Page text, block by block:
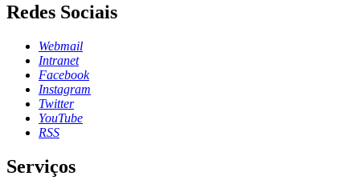
Redes Sociais
Webmail
Intranet
Facebook
Instagram
Twitter
YouTube
RSS
Serviços